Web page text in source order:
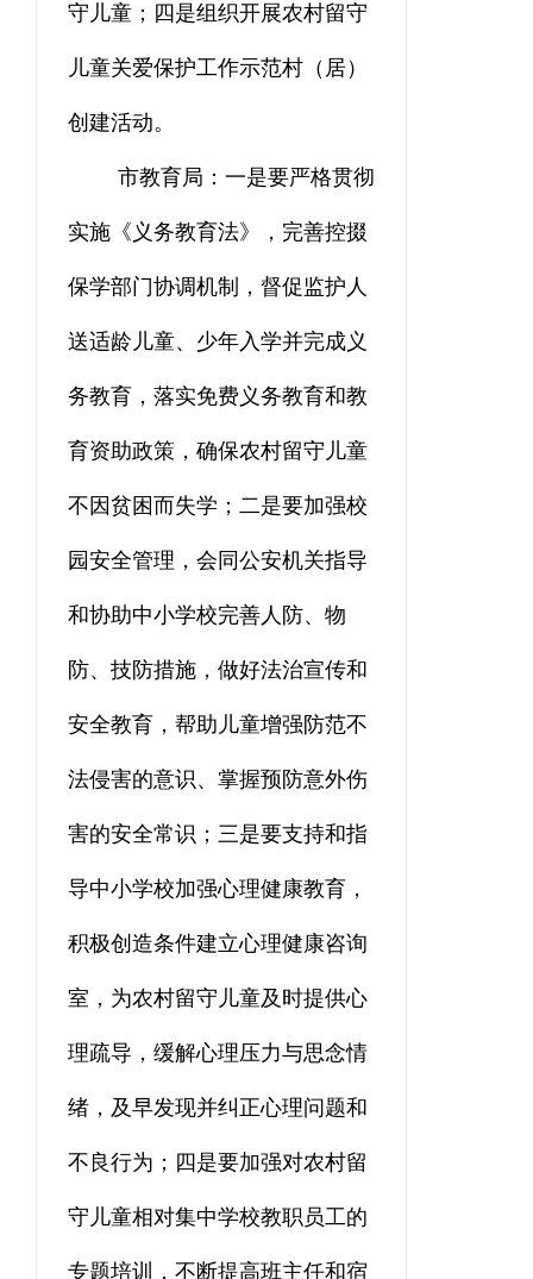
守儿童；四是组织开展农村留守
儿童关爱保护工作示范村（居）
创建活动。
市教育局：一是要严格贯彻
实施《义务教育法》，完善控掇
保学部门协调机制，督促监护人
送适龄儿童、少年入学并完成义
务教育，落实免费义务教育和教
育资助政策，确保农村留守儿童
不因贫困而失学；二是要加强校
园安全管理，会同公安机关指导
和协助中小学校完善人防、物
防、技防措施，做好法治宣传和
安全教育，帮助儿童增强防范不
法侵害的意识、掌握预防意外伤
害的安全常识；三是要支持和指
导中小学校加强心理健康教育，
积极创造条件建立心理健康咨询
室，为农村留守儿童及时提供心
理疏导，缓解心理压力与思念情
绪，及早发现并纠正心理问题和
不良行为；四是要加强对农村留
守儿童相对集中学校教职员工的
专题培训，不断提高班主任和宿